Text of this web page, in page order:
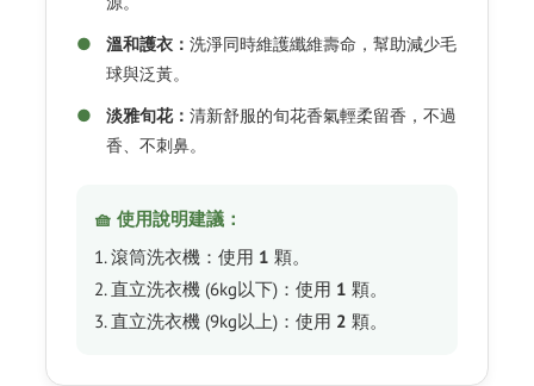
●
溫和護衣： 洗淨同時維護纖維壽命，幫助減少毛
球與泛黃。
●
淡雅旬花： 清新舒服的旬花香氣輕柔留香，不過
香、不刺鼻。
🧺 使用說明建議：
1. 滾筒洗衣機：使用 1 顆。
2. 直立洗衣機 (6kg以下)：使用 1 顆。
3. 直立洗衣機 (9kg以上)：使用 2 顆。